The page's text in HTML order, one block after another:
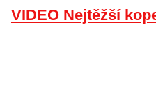
VIDEO Nejtěžší